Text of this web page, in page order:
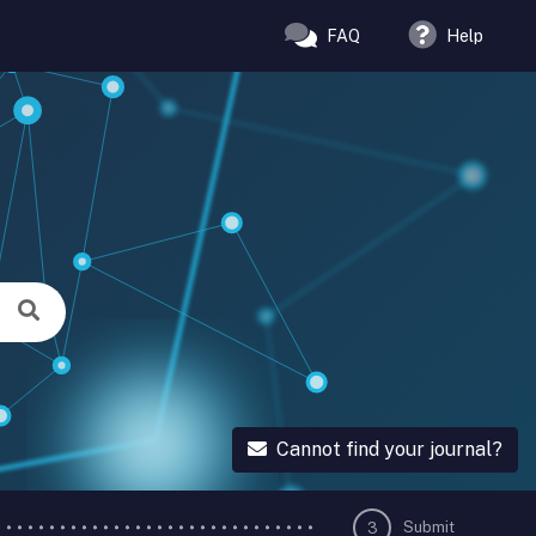
FAQ Help
Cannot find your journal?
3 Submit